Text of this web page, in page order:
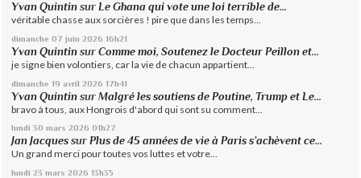
Yvan Quintin surLe Ghana qui vote une loi terrible de...
véritable chasse aux sorcières ! pire que dans les temps...
dimanche 07 juin 2026 16h21
Yvan Quintin surComme moi, Soutenez le Docteur Peillon et...
je signe bien volontiers, car la vie de chacun appartient...
dimanche 19 avril 2026 17h41
Yvan Quintin surMalgré les soutiens de Poutine, Trump et Le...
bravo à tous, aux Hongrois d'abord qui sont su comment...
lundi 30 mars 2026 01h27
Jan Jacques surPlus de 45 années de vie à Paris s’achèvent ce...
Un grand merci pour toutes vos luttes et votre...
lundi 23 mars 2026 13h35